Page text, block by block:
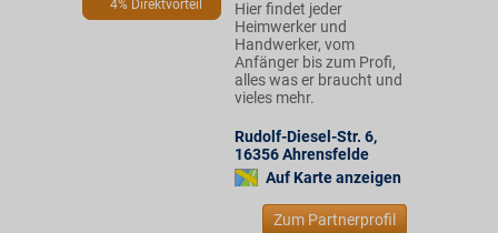
4% Direktvorteil
Hier findet jeder
Heimwerker und
Handwerker, vom
Anfänger bis zum Profi,
alles was er braucht und
vieles mehr.
Rudolf-Diesel-Str. 6,
16356Ahrensfelde
Auf Karte anzeigen
Zum Partnerprofil